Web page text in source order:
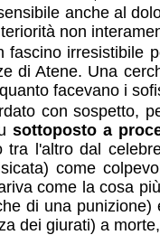
anche al
non
irresistibile
di Atene. Una
facevano i
con sospetto,
sottoposto a
tra l'altro dal
come
come la cosa
di una
dei giurati) a